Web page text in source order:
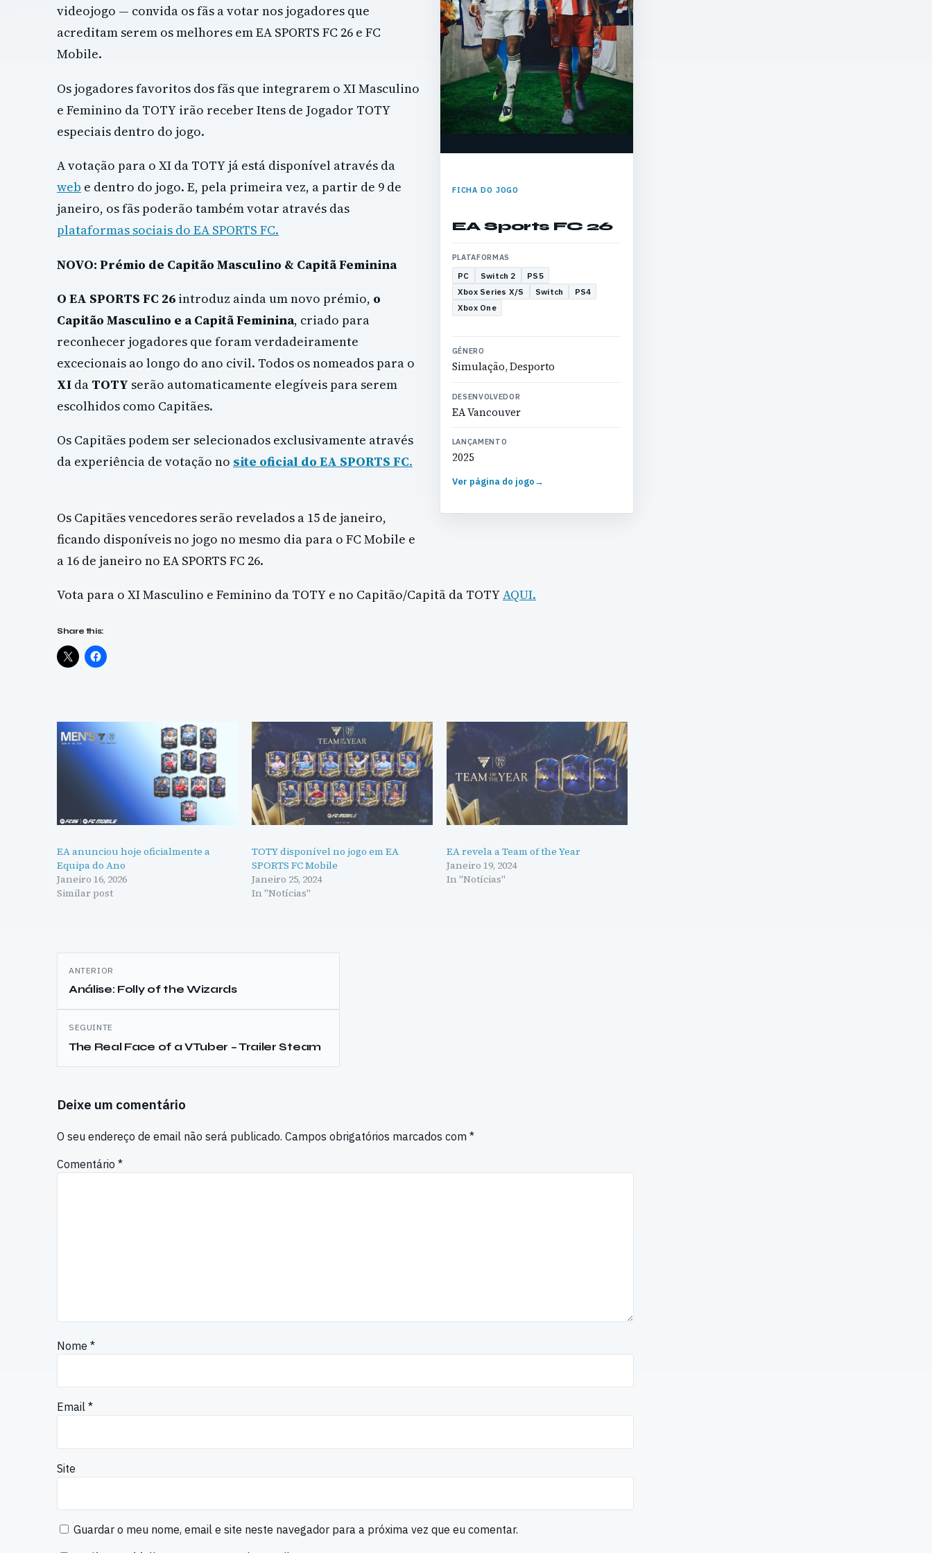
FICHA DO JOGO
EA Sports FC 26
PLATAFORMAS
PC Switch 2
PS5
Xbox Series X/S
Switch
PS4
Xbox One
GÉNERO
Simulação, Desporto
DESENVOLVEDOR
EA Vancouver
LANÇAMENTO
2025
Ver página do jogo→
videojogo — convida os fãs a votar nos jogadores que
acreditam serem os melhores em EA SPORTS FC 26 e FC
Mobile.
Os jogadores favoritos dos fãs que integrarem o XI Masculino
e Feminino da TOTY irão receber Itens de Jogador TOTY
especiais dentro do jogo.
A votação para o XI da TOTY já está disponível através da
web e dentro do jogo. E, pela primeira vez, a partir de 9 de
janeiro, os fãs poderão também votar através das
plataformas sociais do EA SPORTS FC.
NOVO: Prémio de Capitão Masculino & Capitã Feminina
O EA SPORTS FC 26 introduz ainda um novo prémio, o
Capitão Masculino e a Capitã Feminina, criado para
reconhecer jogadores que foram verdadeiramente
excecionais ao longo do ano civil. Todos os nomeados para o
XI da TOTY serão automaticamente elegíveis para serem
escolhidos como Capitães.
Os Capitães podem ser selecionados exclusivamente através
da experiência de votação no site oficial do EA SPORTS FC.
Os Capitães vencedores serão revelados a 15 de janeiro,
ficando disponíveis no jogo no mesmo dia para o FC Mobile e
a 16 de janeiro no EA SPORTS FC 26.
Vota para o XI Masculino e Feminino da TOTY e no Capitão/Capitã da TOTYAQUI.
Share this:
EA anunciou hoje oficialmente a
Equipa do Ano
Janeiro 16, 2026
Similar post
TOTY disponível no jogo em EA
SPORTS FC Mobile
Janeiro 25, 2024
In "Notícias"
EA revela a Team of the Year
Janeiro 19, 2024
In "Notícias"
Navegação
de
artigos
ANTERIOR
Análise: Folly of the Wizards
SEGUINTE
The Real Face of a VTuber – Trailer Steam
Deixe um comentário
O seu endereço de email não será publicado. Campos obrigatórios marcados com *
Comentário *
Nome *
Email *
Site
Guardar o meu nome, email e site neste navegador para a próxima vez que eu comentar.